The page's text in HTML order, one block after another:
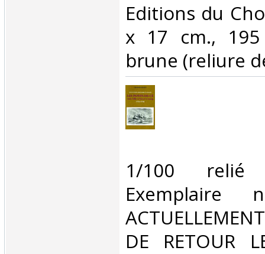
‎Editions du
x 17 cm.,
brune (reliure
‎1/100
DE RETOUR